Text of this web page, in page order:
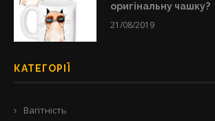
оригінальну чашку?
21/08/2019
КАТЕГОРІЇ
Вагітність